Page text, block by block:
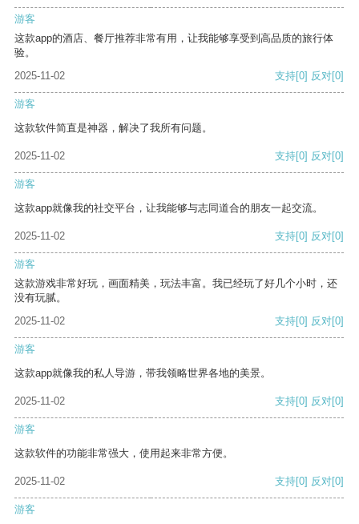
游客
这款app的酒店、餐厅推荐非常有用，让我能够享受到高品质的旅行体
验。
2025-11-02
支持[0] 反对[0]
游客
这款软件简直是神器，解决了我所有问题。
2025-11-02 支持[0] 反对[0]
游客
这款app就像我的社交平台，让我能够与志同道合的朋友一起交流。
2025-11-02 支持[0] 反对[0]
游客
这款游戏非常好玩，画面精美，玩法丰富。我已经玩了好几个小时，还
没有玩腻。
2025-11-02
支持[0] 反对[0]
游客
这款app就像我的私人导游，带我领略世界各地的美景。
2025-11-02 支持[0] 反对[0]
游客
这款软件的功能非常强大，使用起来非常方便。
2025-11-02 支持[0] 反对[0]
游客